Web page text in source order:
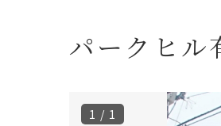
パークヒル
1 / 1